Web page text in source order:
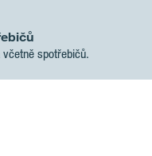
spotřebičů.